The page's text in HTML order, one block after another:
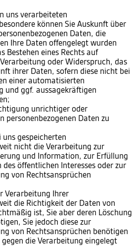
uns verarbeiteten
können Sie Auskunft über
Daten, die
Ihre Daten offengelegt wurden
Bestehen eines Rechts auf
oder Widerspruch, das
ihrer Daten, sofern diese nicht bei
einer automatisierten
und ggf. aussagekräftigen
unrichtiger oder
personenbezogenen Daten zu
uns gespeicherten
nicht die Verarbeitung zur
und Information, zur Erfüllung
öffentlichen Interesses oder zur
von Rechtsansprüchen
Verarbeitung Ihrer
die Richtigkeit der Daten von
ist, Sie aber deren Löschung
Sie jedoch diese zur
von Rechtsansprüchen benötigen
die Verarbeitung eingelegt